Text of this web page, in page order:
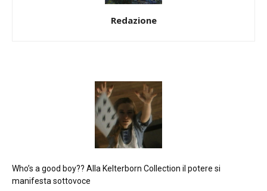
Redazione
Who’s a good boy?? Alla Kelterborn Collection il potere si
manifesta sottovoce